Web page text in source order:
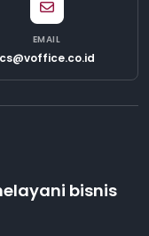
EMAIL
cs@voffice.co.id
bisnis